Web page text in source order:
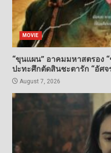
MOVIE
“ขุนแผน” อาคมมหาสตรอง
ปะทะศึกตัดสินชะตารัก “อัศจ
August 7, 2026